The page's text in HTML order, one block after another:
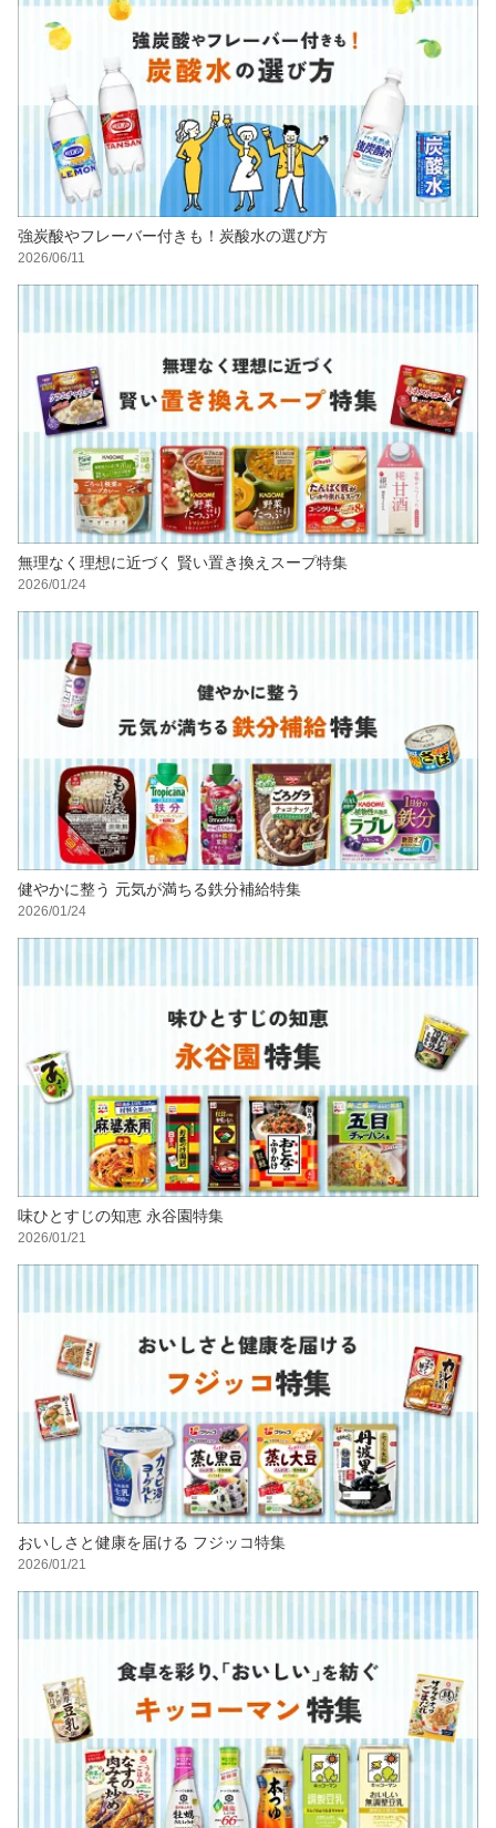
強炭酸やフレーバー付きも！炭酸水の選び方
2026/06/11
無理なく理想に近づく 賢い置き換えスープ特集
2026/01/24
健やかに整う 元気が満ちる鉄分補給特集
2026/01/24
味ひとすじの知恵 永谷園特集
2026/01/21
おいしさと健康を届ける フジッコ特集
2026/01/21